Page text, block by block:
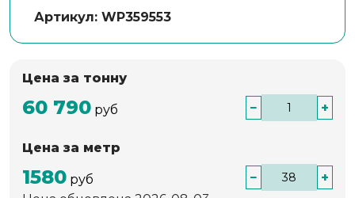
Артикул: WP359553
Цена за тонну
60 790 руб − +
Цена за метр
1580 руб −
+